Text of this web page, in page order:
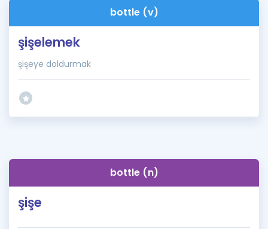
Blog
İngilizce Gramer
bottle (v)
şişelemek
şişeye doldurmak
bottle (n)
şişe